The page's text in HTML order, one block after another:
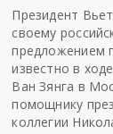
Президент
своему
предложением
известно в
Ван Зянга в
помощнику
коллегии